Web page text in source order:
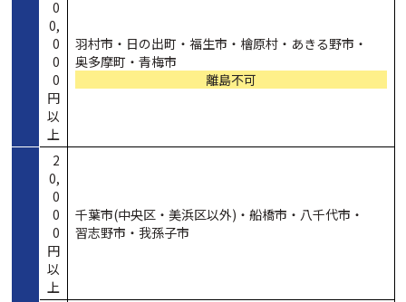
0
0,
0
0
0
円
以
上
羽村市・ 日の出町・ 福生市・ 檜原村・ あきる野市・
奥多摩町・ 青梅市
離島不可
2
0,
0
0
0
円
以
上
千葉市(中央区・ 美浜区以外)・ 船橋市・ 八千代市・
習志野市・ 我孫子市